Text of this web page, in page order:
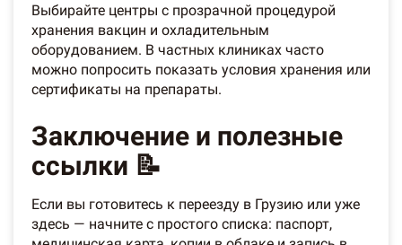
Выбирайте центры с прозрачной процедурой
хранения вакцин и охладительным
оборудованием. В частных клиниках часто
можно попросить показать условия хранения или
сертификаты на препараты.
Заключение и полезные
ссылки 📝
Если вы готовитесь к переезду в Грузию или уже
здесь — начните с простого списка: паспорт,